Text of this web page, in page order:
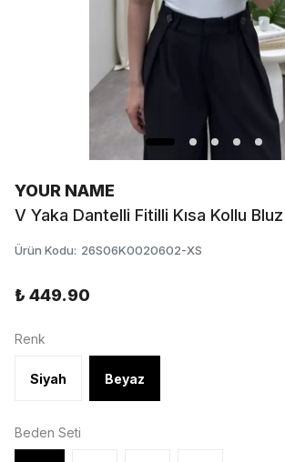
YOUR NAME
V Yaka Dantelli Fitilli Kısa Kollu Bluz
Ürün Kodu: 26S06K0020602-XS
₺ 449.90
Renk
Siyah Beyaz
Beden Seti